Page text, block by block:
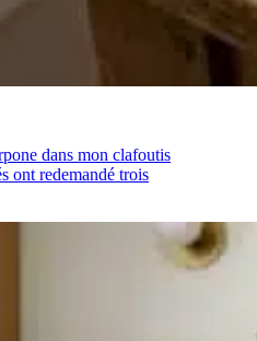
dans mon clafoutis
ont redemandé trois